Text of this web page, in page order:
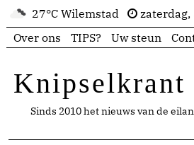
27°C Wilemstad
zaterdag,
Over ons
TIPS? Uw steun
Knipselkrant
Sinds 2010 het nieuws van de